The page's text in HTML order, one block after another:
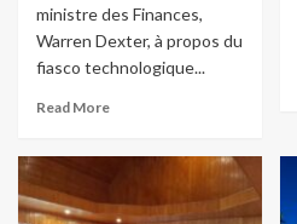
ministre des Finances,
Warren Dexter, à propos du
fiasco technologique...
Read More